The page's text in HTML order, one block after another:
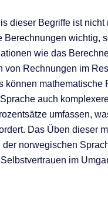
dieser Begriffe ist nicht
Berechnungen wichtig,
wie das
von Rechnungen im
können mathematische
auch
umfassen,
Das Üben dieser
norwegischen
im